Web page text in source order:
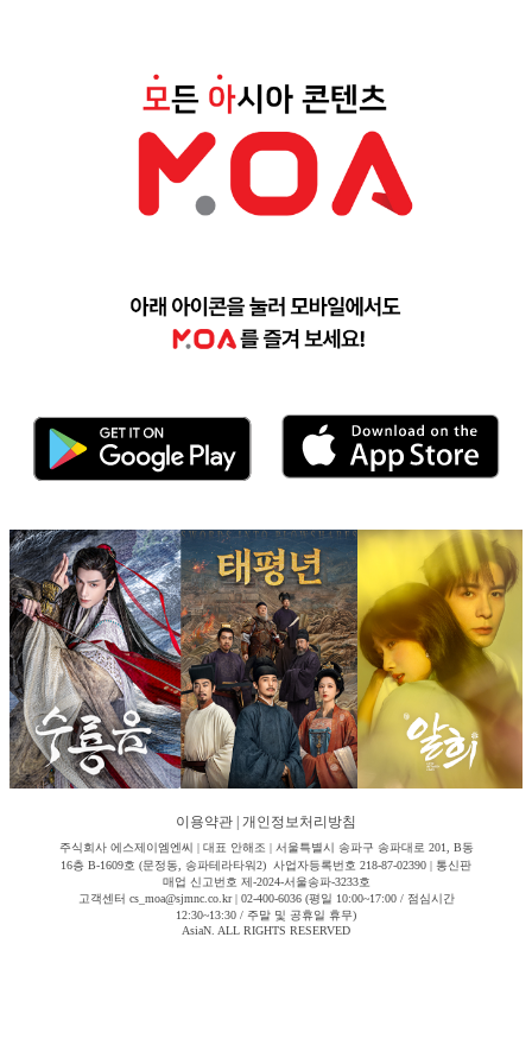
이용약관 개인정보처리방침
주식회사 에스제이엠엔씨 | 대표 안해조 | 서울특별시 송파구 송파대로 201, B동
16층 B-1609호 (문정동, 송파테라타워2) 사업자등록번호 218-87-02390 | 통신판
매업 신고번호 제-2024-서울송파-3233호
고객센터 cs_moa@sjmnc.co.kr | 02-400-6036 (평일 10:00~17:00 / 점심시간
12:30~13:30 / 주말 및 공휴일 휴무)
AsiaN. ALL RIGHTS RESERVED